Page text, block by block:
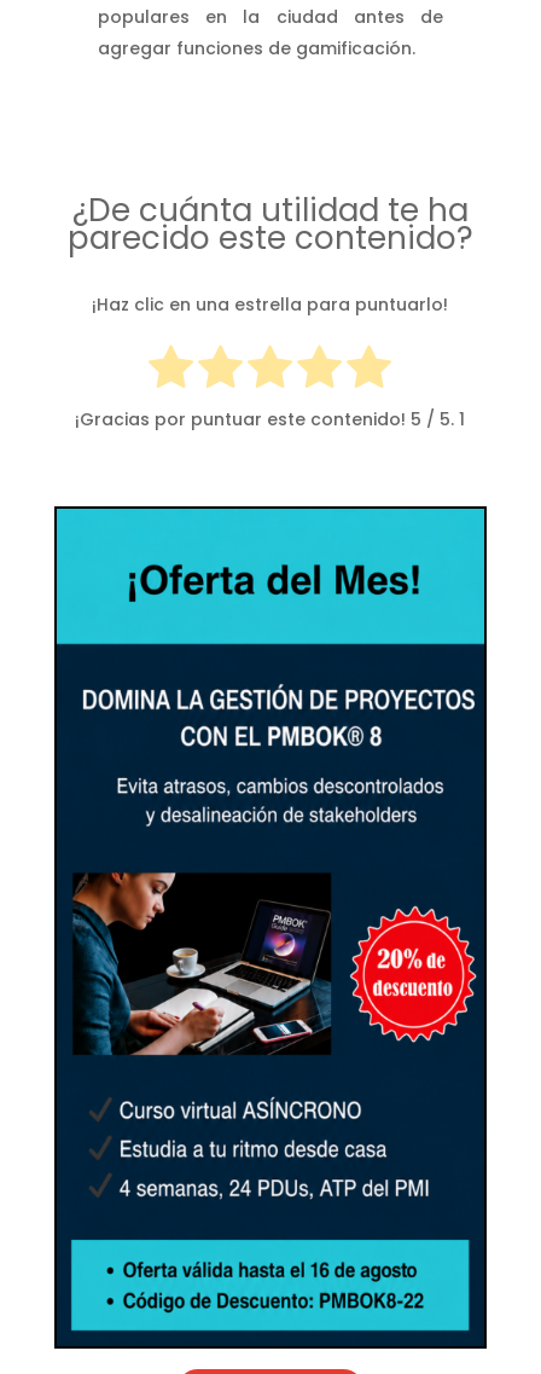
populares en la ciudad antes de
agregar funciones de gamificación.
¿De cuánta utilidad te ha
parecido este contenido?
¡Haz clic en una estrella para puntuarlo!
¡Gracias por puntuar este contenido! 5 / 5.1